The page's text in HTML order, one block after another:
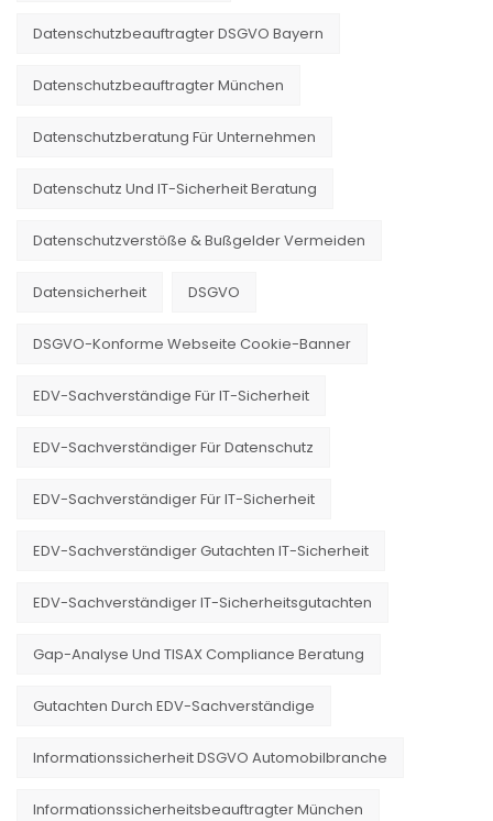
Datenschutzbeauftragter DSGVO Bayern
Datenschutzbeauftragter München
Datenschutzberatung Für Unternehmen
Datenschutz Und IT-Sicherheit Beratung
Datenschutzverstöße & Bußgelder Vermeiden
Datensicherheit DSGVO
DSGVO-Konforme Webseite Cookie-Banner
EDV-Sachverständige Für IT-Sicherheit
EDV-Sachverständiger Für Datenschutz
EDV-Sachverständiger Für IT-Sicherheit
EDV-Sachverständiger Gutachten IT-Sicherheit
EDV-Sachverständiger IT-Sicherheitsgutachten
Gap-Analyse Und TISAX Compliance Beratung
Gutachten Durch EDV-Sachverständige
Informationssicherheit DSGVO Automobilbranche
Informationssicherheitsbeauftragter München